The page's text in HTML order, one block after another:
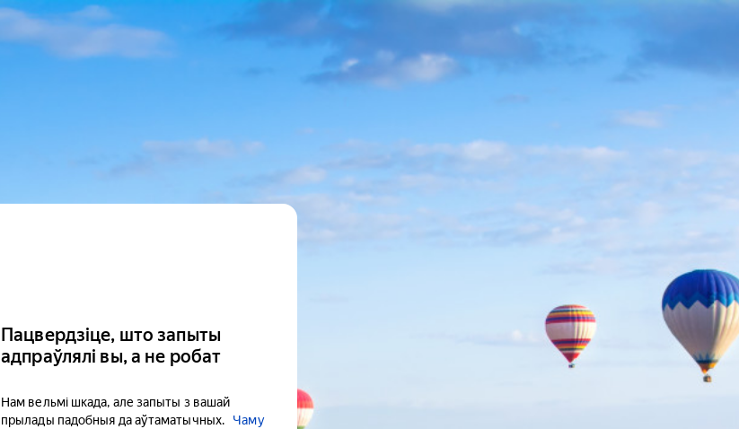
Пацвердзіце, што запыты
адпраўлялі вы, а не робат
Нам вельмі шкада, але запыты з вашай
прылады падобныя да аўтаматычных.
Чаму